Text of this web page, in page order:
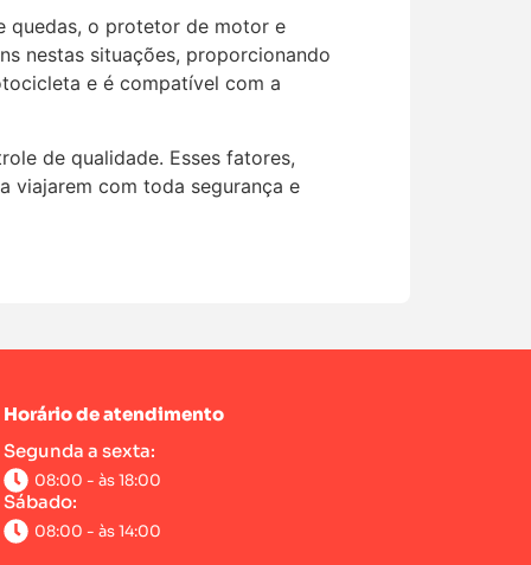
quedas, o protetor de motor e
nestas situações, proporcionando
e é compatível com a
de qualidade. Esses fatores,
viajarem com toda segurança e
Horário de atendimento
Segunda a sexta:
08:00 - às 18:00
Sábado:
08:00 - às 14:00